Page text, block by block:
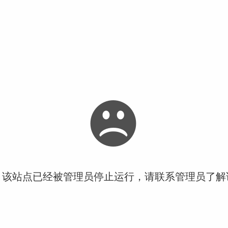
站点已经被管理员停止运行，请联系管理员了